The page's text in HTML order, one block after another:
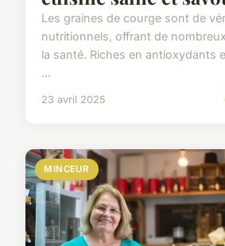
Les graines de courge sont de
nutritionnels, offrant de
la santé. Riches en antioxydants
...
23 avril 2025
MINCEUR